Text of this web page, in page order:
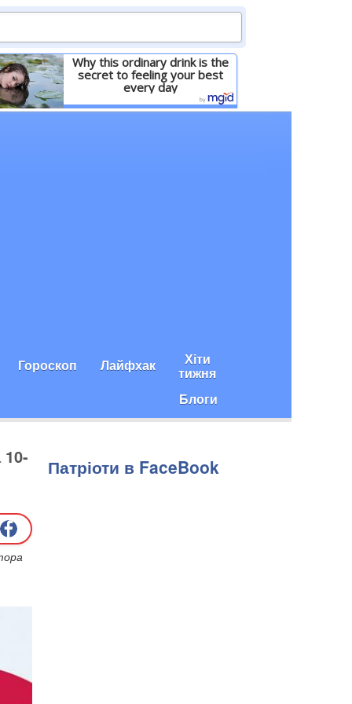
Why this ordinary drink is the
secret to feeling your best
every day
Детальніше
Гороскоп Лайфхак Хіти
тижня
Блоги
Патріоти в FaceBook